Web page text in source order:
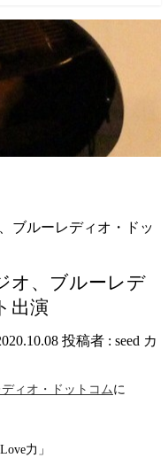
ブルーレディオ・ドッ
オ、ブルーレデ
出演
投稿者 : seed カ
ィオ・ドットコムに
力」